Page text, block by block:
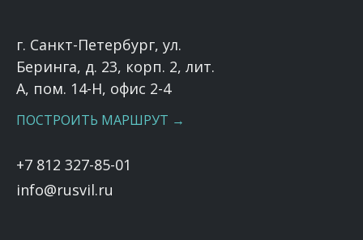
г. Санкт-Петербург, ул.
Беринга, д. 23, корп. 2, лит.
А, пом. 14-Н, офис 2-4
ПОСТРОИТЬ МАРШРУТ →
+7 812 327-85-01
info@rusvil.ru